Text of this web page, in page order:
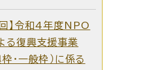
回】令和4年度NPO
る復興支援事業
枠・一般枠）に係る